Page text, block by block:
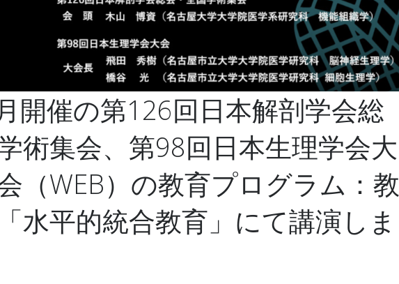
開催の第126回日本解剖学会総
術集会、第98回日本生理学会大
（WEB）の教育プログラム：教
水平的統合教育」にて講演しま